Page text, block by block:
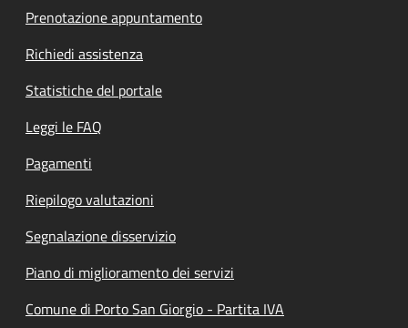
Prenotazione appuntamento
Richiedi assistenza
Statistiche del portale
Leggi le FAQ
Pagamenti
Riepilogo valutazioni
Segnalazione disservizio
Piano di miglioramento dei servizi
Comune di Porto San Giorgio - Partita IVA